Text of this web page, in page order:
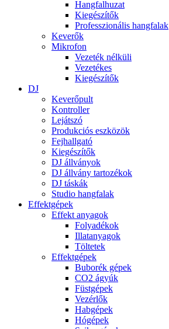
Hangfalhuzat
Kiegészítők
Professzionális hangfalak
Keverők
Mikrofon
Vezeték nélküli
Vezetékes
Kiegészítők
DJ
Keverőpult
Kontroller
Lejátszó
Produkciós eszközök
Fejhallgató
Kiegészítők
DJ állványok
DJ állvány tartozékok
DJ táskák
Studio hangfalak
Effektgépek
Effekt anyagok
Folyadékok
Illatanyagok
Töltetek
Effektgépek
Buborék gépek
CO2 ágyúk
Füstgépek
Vezérlők
Habgépek
Hógépek